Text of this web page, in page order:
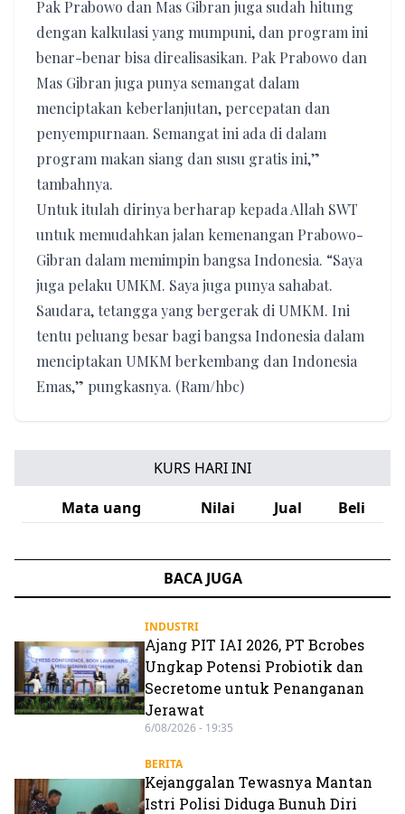
Pak Prabowo dan Mas Gibran juga sudah hitung
dengan kalkulasi yang mumpuni, dan program ini
benar-benar bisa direalisasikan. Pak Prabowo dan
Mas Gibran juga punya semangat dalam
menciptakan keberlanjutan, percepatan dan
penyempurnaan. Semangat ini ada di dalam
program makan siang dan susu gratis ini,”
tambahnya.
Untuk itulah dirinya berharap kepada Allah SWT
untuk memudahkan jalan kemenangan Prabowo-
Gibran dalam memimpin bangsa Indonesia. “Saya
juga pelaku UMKM. Saya juga punya sahabat.
Saudara, tetangga yang bergerak di UMKM. Ini
tentu peluang besar bagi bangsa Indonesia dalam
menciptakan UMKM berkembang dan Indonesia
Emas,” pungkasnya. (Ram/hbc)
KURS HARI INI
Mata uang
Nilai Jual Beli
BACA JUGA
INDUSTRI
Ajang PIT IAI 2026, PT Bcrobes
Ungkap Potensi Probiotik dan
Secretome untuk Penanganan
Jerawat
6/08/2026 - 19:35
BERITA
Kejanggalan Tewasnya Mantan
Istri Polisi Diduga Bunuh Diri